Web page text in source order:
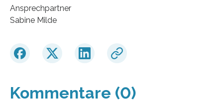
Ansprechpartner
Sabine Milde
Kommentare (0)